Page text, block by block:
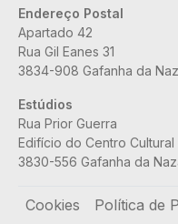
Endereço Postal
Apartado 42
Rua Gil Eanes 31
3834-908 Gafanha da
Estúdios
Rua Prior Guerra
Edifício do Centro
3830-556 Gafanha da
Rodapé
Cookies
Política de